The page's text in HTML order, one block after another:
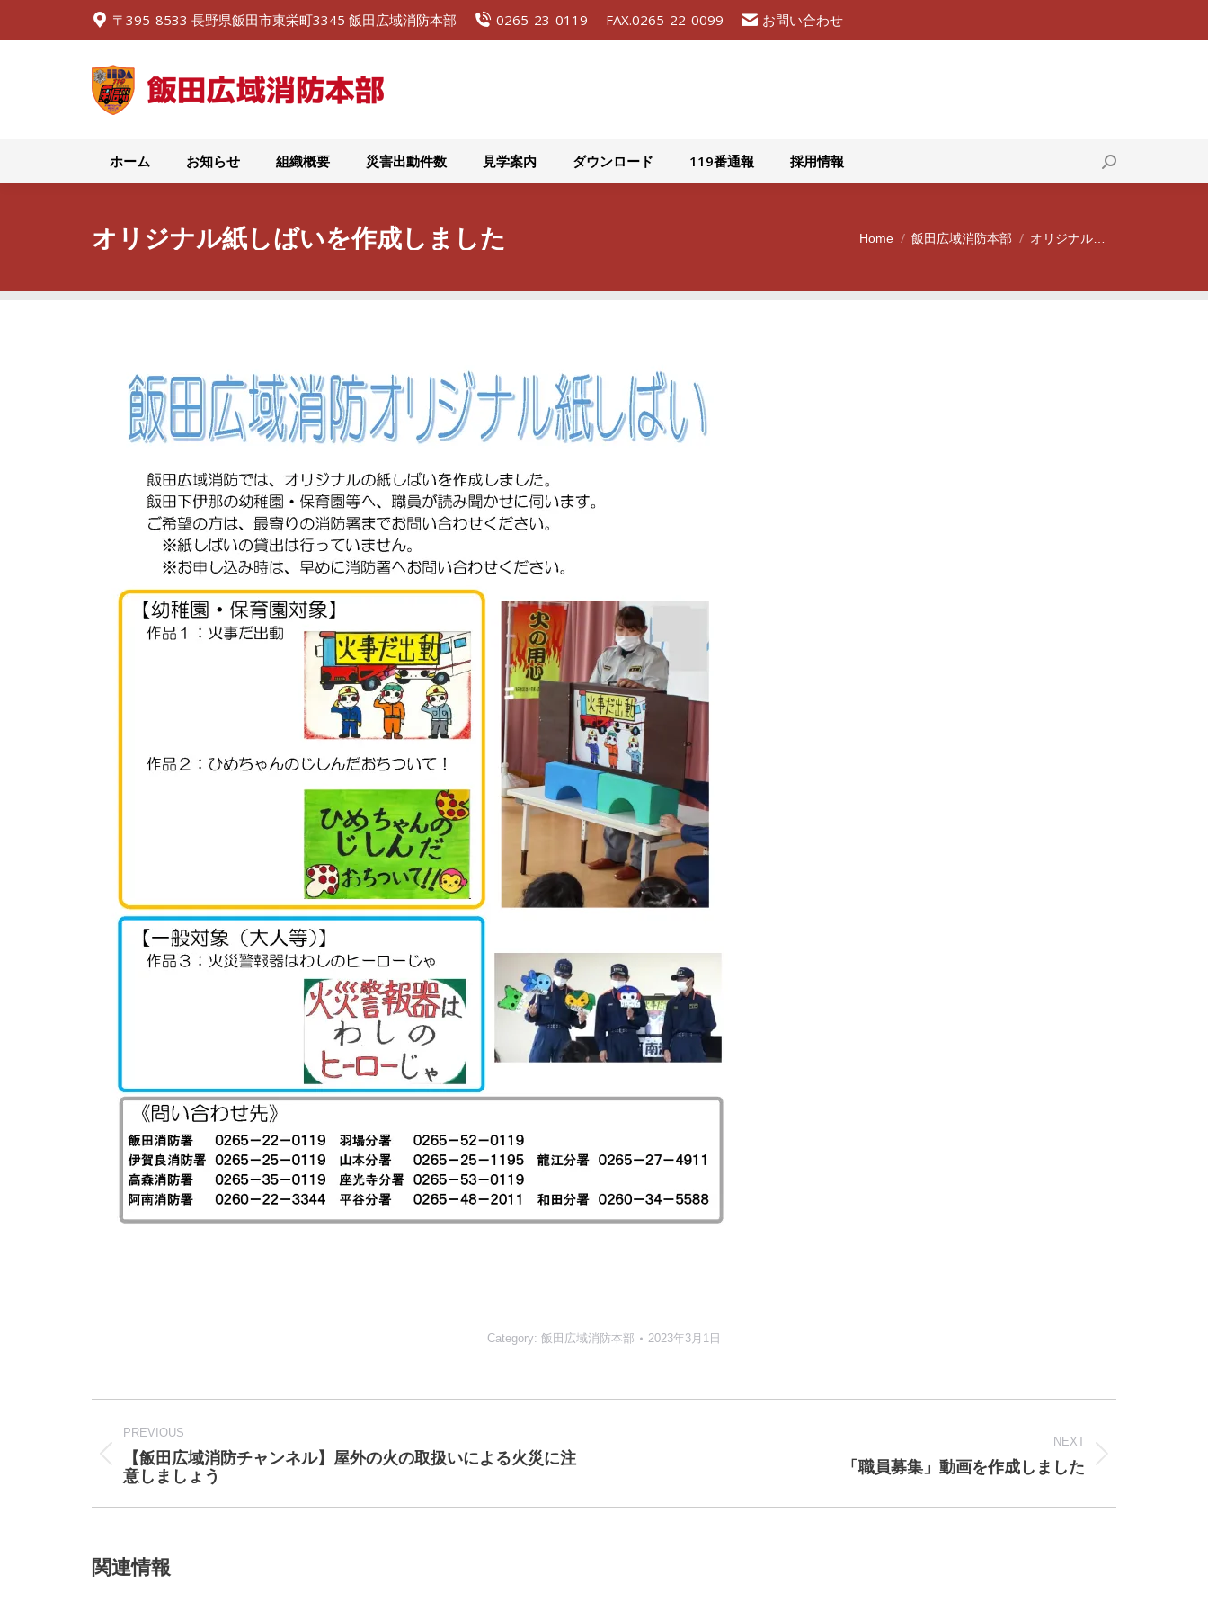
〒395-8533 長野県飯田市東栄町3345 飯田広域消防本部 0265-23-0119 FAX.0265-22-0099 お問い合わせ
ホーム お知らせ 組織概要 災害出動件数 見学案内 ダウンロード 119番通報 採用情報 Search:
オリジナル紙しばいを作成しました You are here:
Home 飯田広域消防本部 オリジナル…
Category: 飯田広域消防本部 2023年3月1日
navigation
PREVIOUS
Previous
post:
【飯田広域消防チャンネル】屋外の火の取扱いによる火災に注
意しましょう
NEXT
「職員募集」動画を作成しました
関連情報
ホーム お知らせ 組織概要 災害出動件数 見学案内 ダウンロード 119番通報